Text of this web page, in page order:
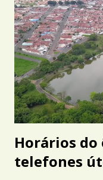
Horários
telefones